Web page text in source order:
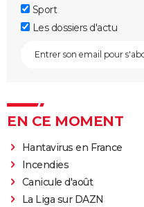
Sport
Les dossiers d'actu
EN CE MOMENT
Hantavirus en France
Incendies
Canicule d'août
La Liga sur DAZN